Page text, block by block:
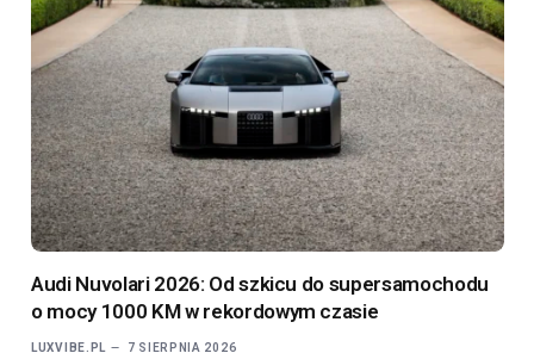
Audi Nuvolari 2026: Od szkicu do supersamochodu
o mocy 1000 KM w rekordowym czasie
LUXVIBE.PL 7 SIERPNIA 2026